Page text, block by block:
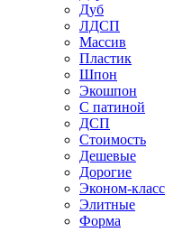
Дуб
ЛДСП
Массив
Пластик
Шпон
Экошпон
С патиной
ДСП
Стоимость
Дешевые
Дорогие
Эконом-класс
Элитные
Форма